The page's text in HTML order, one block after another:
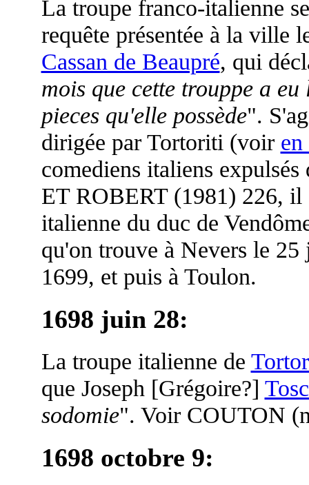
La troupe franco-italienne
requête présentée à la ville
Cassan de Beaupré, qui
mois que cette trouppe a
pieces qu'elle possède".
dirigée par Tortoriti (voir en
comediens italiens
ET ROBERT (1981) 226,
italienne du duc de
qu'on trouve à Nevers le
1699, et puis à Toulon.
1698 juin 28:
La troupe italienne de
que Joseph [Grégoire?]
sodomie". Voir COUTON
1698 octobre 9: